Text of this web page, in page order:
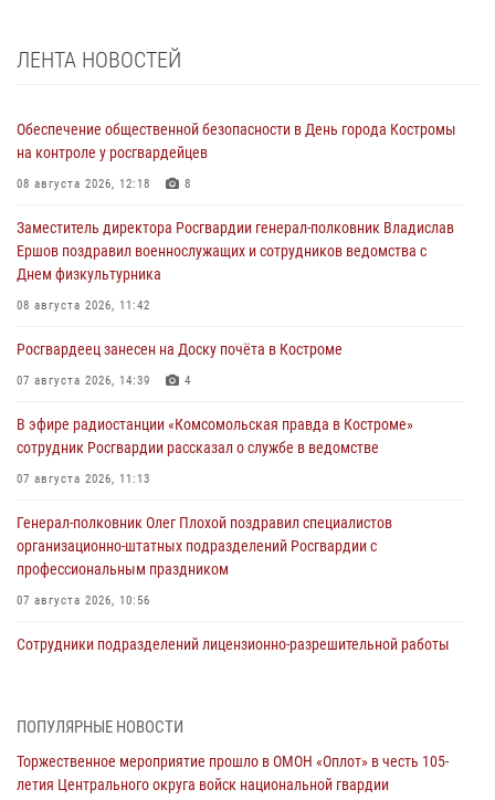
ЛЕНТА НОВОСТЕЙ
Обеспечение общественной безопасности в День города Костромы
на контроле у росгвардейцев
08 августа 2026, 12:18 8
Заместитель директора Росгвардии генерал-полковник Владислав
Ершов поздравил военнослужащих и сотрудников ведомства с
Днем физкультурника
08 августа 2026, 11:42
Росгвардеец занесен на Доску почёта в Костроме
07 августа 2026, 14:39 4
В эфире радиостанции «Комсомольская правда в Костроме»
сотрудник Росгвардии рассказал о службе в ведомстве
07 августа 2026, 11:13
Генерал-полковник Олег Плохой поздравил специалистов
организационно-штатных подразделений Росгвардии с
профессиональным праздником
07 августа 2026, 10:56
Сотрудники подразделений лицензионно-разрешительной работы
06 августа 2026, 07:50
В Костромской области продолжается проведение акции «Каникулы
с Росгвардией»
ПОПУЛЯРНЫЕ НОВОСТИ
Торжественное мероприятие прошло в ОМОН «Оплот» в честь 105-
летия Центрального округа войск национальной гвардии